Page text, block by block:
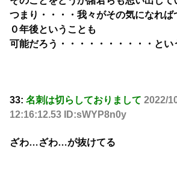
つまり・・・・我々がその気になれば
０年後ということも
可能だろう・・・・・・・・・・とい
33: 名刺は切らしておりまして 2022/
12:16:12.53 ID:sWYP8n0y
ざわ…ざわ…が抜けてる